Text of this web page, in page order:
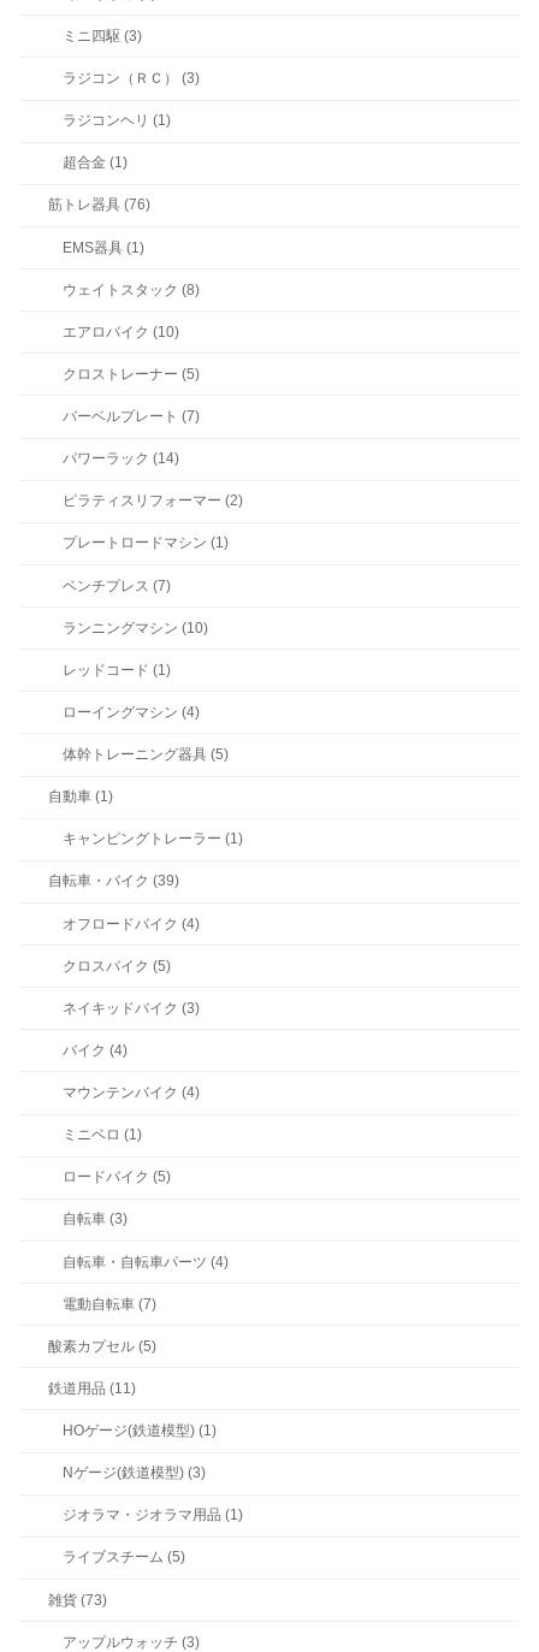
ミニ四駆 (3)
ラジコン（ＲＣ） (3)
ラジコンヘリ (1)
超合金 (1)
筋トレ器具 (76)
EMS器具 (1)
ウェイトスタック (8)
エアロバイク (10)
クロストレーナー (5)
バーベルプレート (7)
パワーラック (14)
ピラティスリフォーマー (2)
プレートロードマシン (1)
ベンチプレス (7)
ランニングマシン (10)
レッドコード (1)
ローイングマシン (4)
体幹トレーニング器具 (5)
自動車 (1)
キャンピングトレーラー (1)
自転車・バイク (39)
オフロードバイク (4)
クロスバイク (5)
ネイキッドバイク (3)
バイク (4)
マウンテンバイク (4)
ミニベロ (1)
ロードバイク (5)
自転車 (3)
自転車・自転車パーツ (4)
電動自転車 (7)
酸素カプセル (5)
鉄道用品 (11)
HOゲージ(鉄道模型) (1)
Nゲージ(鉄道模型) (3)
ジオラマ・ジオラマ用品 (1)
ライブスチーム (5)
雑貨 (73)
アップルウォッチ (3)